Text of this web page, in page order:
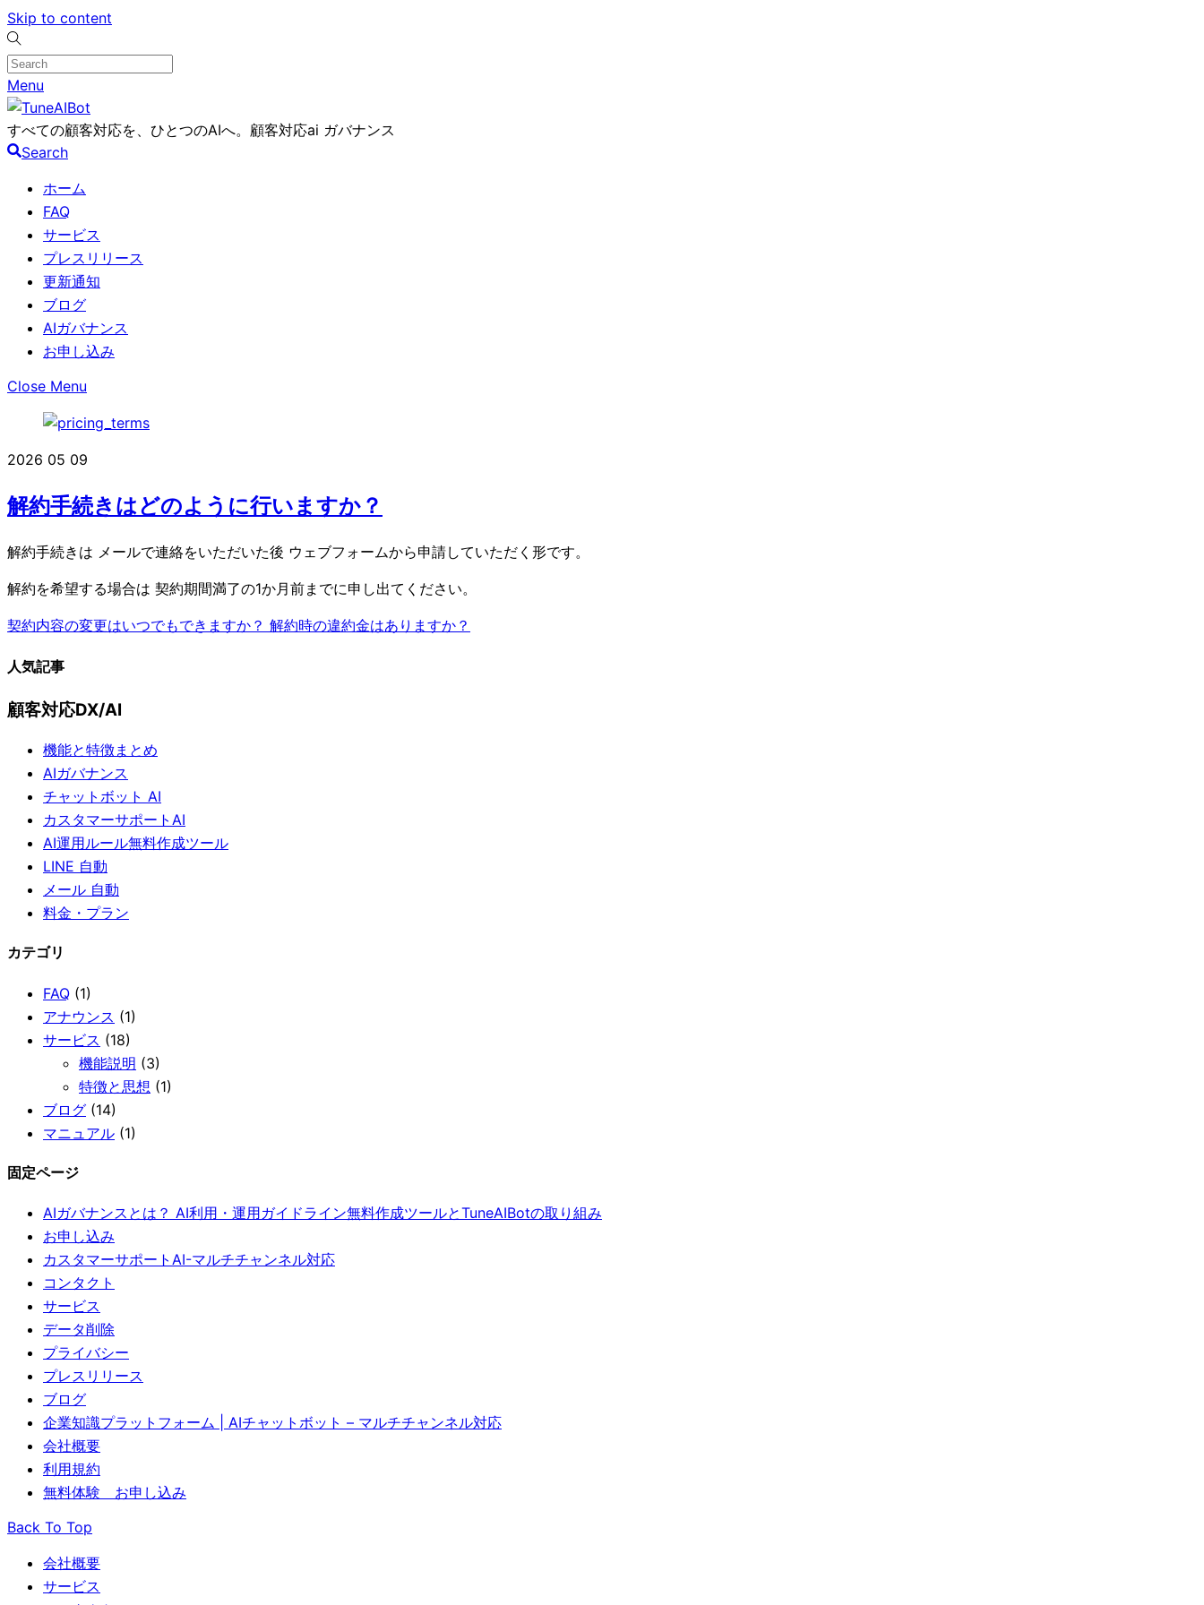
Skip to content
Menu
すべての顧客対応を、ひとつのAIへ。顧客対応ai ガバナンス
Search
ホーム
FAQ
サービス
プレスリリース
更新通知
ブログ
AIガバナンス
お申し込み
Close Menu
2026 05 09
解約手続きはどのように行いますか？
解約手続きは メールで連絡をいただいた後 ウェブフォームから申請していただく形です。
解約を希望する場合は 契約期間満了の1か月前までに申し出てください。
契約内容の変更はいつでもできますか？ 解約時の違約金はありますか？
人気記事
顧客対応DX/AI
機能と特徴まとめ
AIガバナンス
チャットボット AI
カスタマーサポートAI
AI運用ルール無料作成ツール
LINE 自動
メール 自動
料金・プラン
カテゴリ
FAQ (1)
アナウンス (1)
サービス (18)
機能説明 (3)
特徴と思想 (1)
ブログ (14)
マニュアル (1)
固定ページ
AIガバナンスとは？ AI利用・運用ガイドライン無料作成ツールとTuneAIBotの取り組み
お申し込み
カスタマーサポートAI-マルチチャンネル対応
コンタクト
サービス
データ削除
プライバシー
プレスリリース
ブログ
企業知識プラットフォーム | AIチャットボット – マルチチャンネル対応
会社概要
利用規約
無料体験 お申し込み
Back To Top
会社概要
サービス